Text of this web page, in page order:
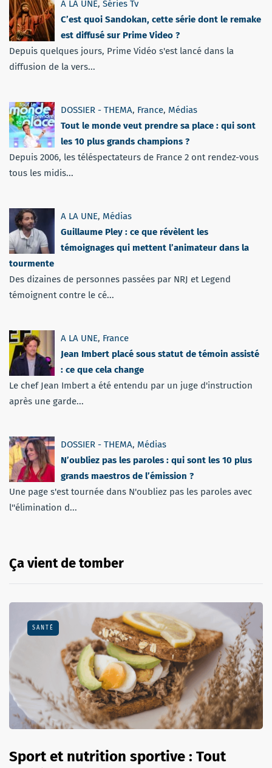
A LA UNE, Séries Tv
C’est quoi Sandokan, cette série dont le remake
est diffusé sur Prime Video ?
Depuis quelques jours, Prime Vidéo s'est lancé dans la
diffusion de la vers...
DOSSIER - THEMA, France, Médias
Tout le monde veut prendre sa place : qui sont
les 10 plus grands champions ?
Depuis 2006, les téléspectateurs de France 2 ont rendez-vous
tous les midis...
A LA UNE, Médias
Guillaume Pley : ce que révèlent les
témoignages qui mettent l’animateur dans la
tourmente
Des dizaines de personnes passées par NRJ et Legend
témoignent contre le cé...
A LA UNE, France
Jean Imbert placé sous statut de témoin assisté
: ce que cela change
Le chef Jean Imbert a été entendu par un juge d'instruction
après une garde...
DOSSIER - THEMA, Médias
N’oubliez pas les paroles : qui sont les 10 plus
grands maestros de l’émission ?
Une page s'est tournée dans N'oubliez pas les paroles avec
l''élimination d...
Ça vient de tomber
SANTÉ
Sport et nutrition sportive : Tout